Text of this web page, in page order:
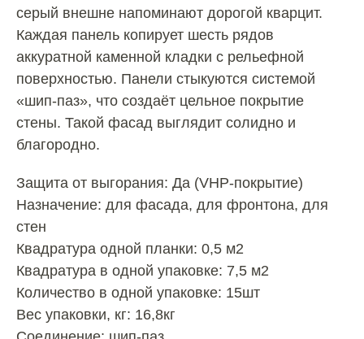
серый внешне напоминают дорогой кварцит.
Каждая панель копирует шесть рядов
аккуратной каменной кладки с рельефной
поверхностью. Панели стыкуются системой
«шип-паз», что создаёт цельное покрытие
стены. Такой фасад выглядит солидно и
благородно.
Защита от выгорания: Да (VHP-покрытие)
Назначение: для фасада, для фронтона, для
стен
Квадратура одной планки: 0,5 м2
Квадратура в одной упаковке: 7,5 м2
Количество в одной упаковке: 15шт
Вес упаковки, кг: 16,8кг